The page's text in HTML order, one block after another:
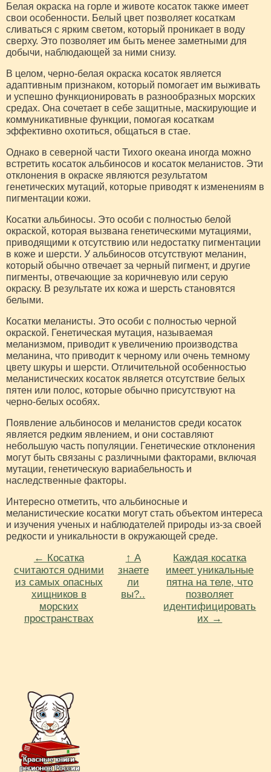
Белая окраска на горле и животе косаток также имеет
свои особенности. Белый цвет позволяет косаткам
сливаться с ярким светом, который проникает в воду
сверху. Это позволяет им быть менее заметными для
добычи, наблюдающей за ними снизу.
В целом, черно-белая окраска косаток является
адаптивным признаком, который помогает им выживать
и успешно функционировать в разнообразных морских
средах. Она сочетает в себе защитные, маскирующие и
коммуникативные функции, помогая косаткам
эффективно охотиться, общаться в стае.
Однако в северной части Тихого океана иногда можно
встретить косаток альбиносов и косаток меланистов. Эти
отклонения в окраске являются результатом
генетических мутаций, которые приводят к изменениям в
пигментации кожи.
Косатки альбиносы. Это особи с полностью белой
окраской, которая вызвана генетическими мутациями,
приводящими к отсутствию или недостатку пигментации
в коже и шерсти. У альбиносов отсутствуют меланин,
который обычно отвечает за черный пигмент, и другие
пигменты, отвечающие за коричневую или серую
окраску. В результате их кожа и шерсть становятся
белыми.
Косатки меланисты. Это особи с полностью черной
окраской. Генетическая мутация, называемая
меланизмом, приводит к увеличению производства
меланина, что приводит к черному или очень темному
цвету шкуры и шерсти. Отличительной особенностью
меланистических косаток является отсутствие белых
пятен или полос, которые обычно присутствуют на
черно-белых особях.
Появление альбиносов и меланистов среди косаток
является редким явлением, и они составляют
небольшую часть популяции. Генетические отклонения
могут быть связаны с различными факторами, включая
мутации, генетическую вариабельность и
наследственные факторы.
Интересно отметить, что альбиносные и
меланистические косатки могут стать объектом интереса
и изучения ученых и наблюдателей природы из-за своей
редкости и уникальности в окружающей среде.
← Косатка
считаются одними
из самых опасных
хищников в
морских
пространствах
↑ А
знаете
ли
вы?..
Каждая косатка
имеет уникальные
пятна на теле, что
позволяет
идентифицировать
их →